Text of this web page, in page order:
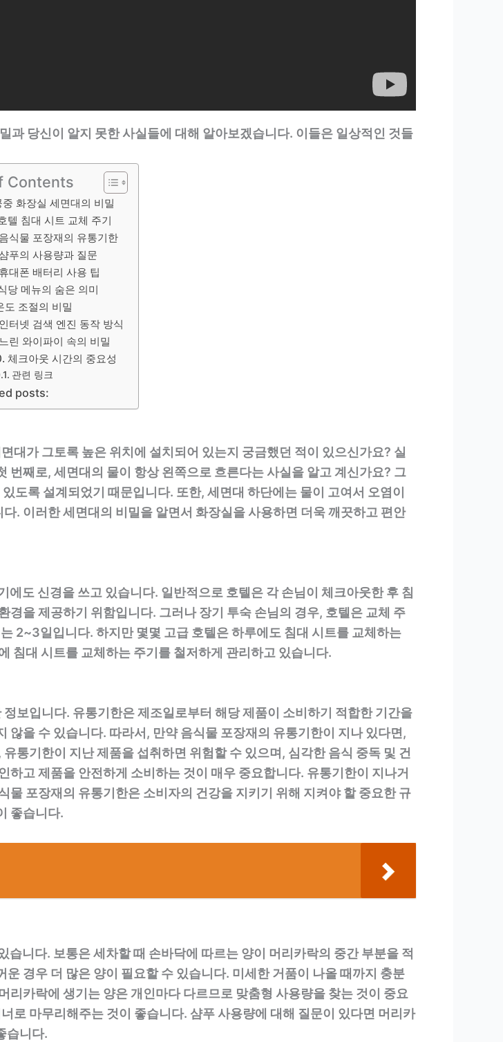
과 당신이 알지 못한 사실들에 대해 알아보겠습니다. 이들은 일상적인 것들
Contents
중 화장실 세면대의 비밀
텔 침대 시트 교체 주기
식물 포장재의 유통기한
푸의 사용량과 질문
대폰 배터리 사용 팁
당 메뉴의 숨은 의미
도 조절의 비밀
터넷 검색 엔진 동작 방식
린 와이파이 속의 비밀
체크아웃 시간의 중요성
관련 링크
posts:
대가 그토록 높은 위치에 설치되어 있는지 궁금했던 적이 있으신가요? 실
째로, 세면대의 물이 항상 왼쪽으로 흐른다는 사실을 알고 계신가요? 그
도록 설계되었기 때문입니다. 또한, 세면대 하단에는 물이 고여서 오염이
. 이러한 세면대의 비밀을 알면서 화장실을 사용하면 더욱 깨끗하고 편안
도 신경을 쓰고 있습니다. 일반적으로 호텔은 각 손님이 체크아웃한 후 침
을 제공하기 위함입니다. 그러나 장기 투숙 손님의 경우, 호텔은 교체 주
2~3일입니다. 하지만 몇몇 고급 호텔은 하루에도 침대 시트를 교체하는
침대 시트를 교체하는 주기를 철저하게 관리하고 있습니다.
보입니다. 유통기한은 제조일로부터 해당 제품이 소비하기 적합한 기간을
을 수 있습니다. 따라서, 만약 음식물 포장재의 유통기한이 지나 있다면,
통기한이 지난 제품을 섭취하면 위험할 수 있으며, 심각한 음식 중독 및 건
고 제품을 안전하게 소비하는 것이 매우 중요합니다. 유통기한이 지나거
포장재의 유통기한은 소비자의 건강을 지키기 위해 지켜야 할 중요한 규
좋습니다.
니다. 보통은 세차할 때 손바닥에 따르는 양이 머리카락의 중간 부분을 적
경우 더 많은 양이 필요할 수 있습니다. 미세한 거품이 나올 때까지 충분
카락에 생기는 양은 개인마다 다르므로 맞춤형 사용량을 찾는 것이 중요
로 마무리해주는 것이 좋습니다. 샴푸 사용량에 대해 질문이 있다면 머리카
습니다.